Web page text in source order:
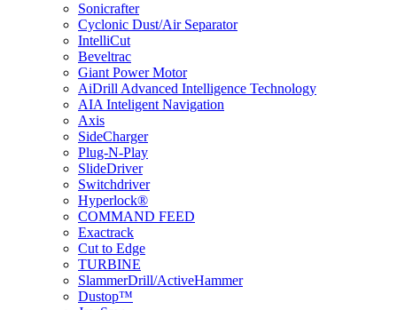
Sonicrafter
Cyclonic Dust/Air Separator
IntelliCut
Beveltrac
Giant Power Motor
AiDrill Advanced Intelligence Technology
AIA Inteligent Navigation
Axis
SideCharger
Plug-N-Play
SlideDriver
Switchdriver
Hyperlock®
COMMAND FEED
Exactrack
Cut to Edge
TURBINE
SlammerDrill/ActiveHammer
Dustop™